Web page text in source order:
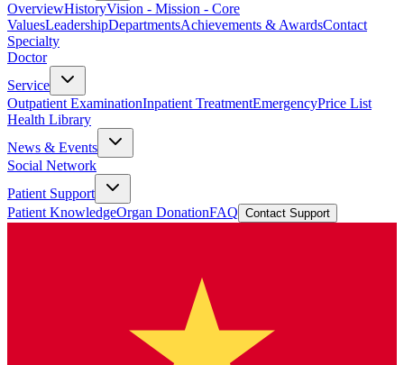
OverviewHistoryVision - Mission - Core
ValuesLeadershipDepartmentsAchievements & AwardsContact
Specialty
Doctor
Service
Outpatient ExaminationInpatient TreatmentEmergencyPrice List
Health Library
News & Events
Social Network
Patient Support
Patient KnowledgeOrgan DonationFAQ Contact Support